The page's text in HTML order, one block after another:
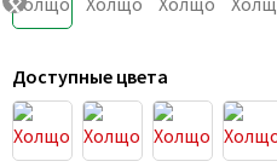
Доступные цвета